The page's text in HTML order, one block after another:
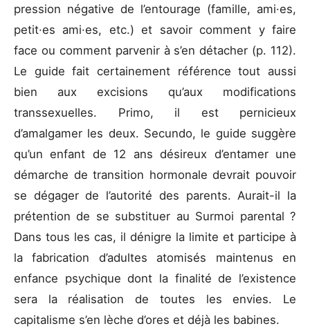
pression négative de l’entourage (famille, ami·es,
petit·es ami·es, etc.) et savoir comment y faire
face ou comment parvenir à s’en détacher (p. 112).
Le guide fait certainement référence tout aussi
bien aux excisions qu’aux modifications
transsexuelles. Primo, il est pernicieux
d’amalgamer les deux. Secundo, le guide suggère
qu’un enfant de 12 ans désireux d’entamer une
démarche de transition hormonale devrait pouvoir
se dégager de l’autorité des parents. Aurait-il la
prétention de se substituer au Surmoi parental ?
Dans tous les cas, il dénigre la limite et participe à
la fabrication d’adultes atomisés maintenus en
enfance psychique dont la finalité de l’existence
sera la réalisation de toutes les envies. Le
capitalisme s’en lèche d’ores et déjà les babines.